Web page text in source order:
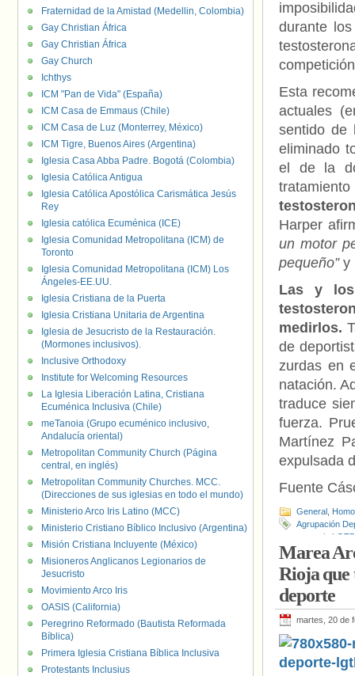
durante
Esta
actuales
sentido de
eliminado
el de la
Harper
un motor
pequeño”y
Las y los
medirlos.
de
zurdas en
natación.
traduce
fuerza.
Martínez
expulsada
Fuente
General
Agrupación
contra la
Senado, VOX
Marea
Rioja que
deporte
martes, 20 de
Fraternidad de la Amistad (Medellin, Colombia)
Gay Christian África
Gay Christian África
Gay Church
Ichthys
ICM "Pan de Vida" (España)
ICM Casa de Emmaus (Chile)
ICM Casa de Luz (Monterrey, México)
ICM Tigre, Buenos Aires (Argentina)
Iglesia Casa Abba Padre. Bogotá (Colombia)
Iglesia Católica Antigua
Iglesia Católica Apostólica Carismática Jesús
Rey
Iglesia católica Ecuménica (ICE)
Iglesia Comunidad Metropolitana (ICM) de
Toronto
Iglesia Comunidad Metropolitana (ICM) Los
Ángeles-EE.UU.
Iglesia Cristiana de la Puerta
Iglesia Cristiana Unitaria de Argentina
Iglesia de Jesucristo de la Restauración.
(Mormones inclusivos).
Inclusive Orthodoxy
Institute for Welcoming Resources
La Iglesia Liberación Latina, Cristiana
Ecuménica Inclusiva (Chile)
meTanoia (Grupo ecuménico inclusivo,
Andalucía oriental)
Metropolitan Community Church (Página
central, en inglés)
Metropolitan Community Churches. MCC.
(Direcciones de sus iglesias en todo el mundo)
Ministerio Arco Iris Latino (MCC)
Ministerio Cristiano Bíblico Inclusivo (Argentina)
Misión Cristiana Incluyente (México)
Misioneros Anglicanos Legionarios de
Jesucristo
Movimiento Arco Iris
OASIS (California)
Peregrino Reformado (Bautista Reformada
Bíblica)
Primera Iglesia Cristiana Bíblica Inclusiva
Protestants Inclusius